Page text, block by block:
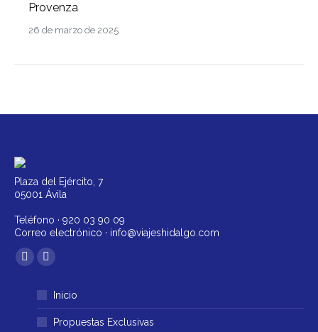
Provenza
26 de marzo de 2025
Plaza del Ejército, 7
05001 Ávila
Teléfono · 920 03 90 09
Correo electrónico · info@viajeshidalgo.com
Encuéntranos en:
Facebook
abre
Instagram
se
abre
Inicio
Propuestas Exclusivas